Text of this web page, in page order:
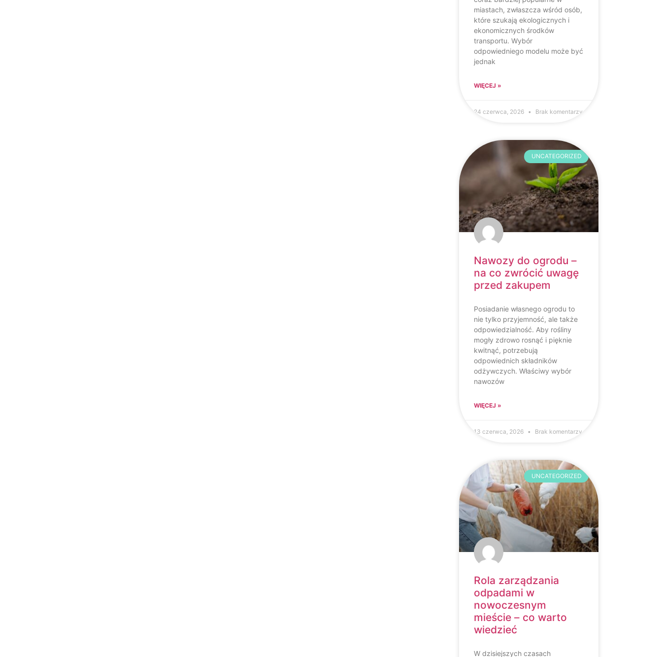
miastach, zwłaszcza wśród osób,
które szukają ekologicznych i
ekonomicznych środków
transportu. Wybór
odpowiedniego modelu może być
jednak
WIĘCEJ »
24 czerwca, 2026 Brak komentarzy
UNCATEGORIZED
Nawozy do ogrodu –
na co zwrócić uwagę
przed zakupem
Posiadanie własnego ogrodu to
nie tylko przyjemność, ale także
odpowiedzialność. Aby rośliny
mogły zdrowo rosnąć i pięknie
kwitnąć, potrzebują
odpowiednich składników
odżywczych. Właściwy wybór
nawozów
WIĘCEJ »
13 czerwca, 2026 Brak komentarzy
UNCATEGORIZED
Rola zarządzania
odpadami w
nowoczesnym
mieście – co warto
wiedzieć
W dzisiejszych czasach